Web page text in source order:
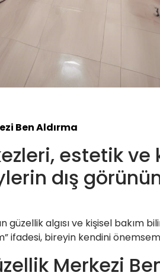
Ben Aldırma
estetik
dış
algısı ve kişisel bakım
ifadesi, bireyin kendini
Merkezi